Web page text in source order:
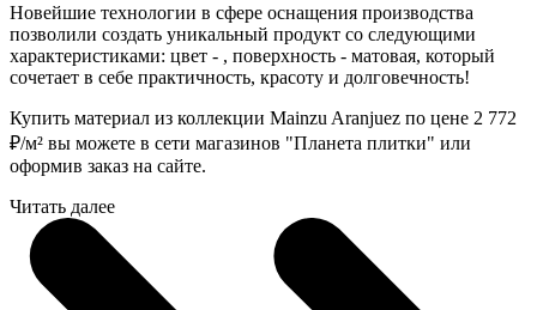
Новейшие технологии в сфере оснащения производства
позволили создать уникальный продукт со следующими
характеристиками: цвет - , поверхность - матовая, который
сочетает в себе практичность, красоту и долговечность!
Купить материал из коллекции Mainzu Aranjuez по цене 2 772
₽/м² вы можете в сети магазинов "Планета плитки" или
оформив заказ на сайте.
Читать далее